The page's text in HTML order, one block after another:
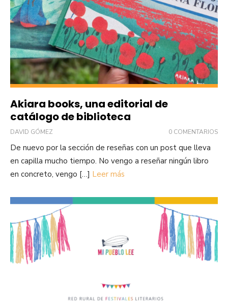
Akiara books, una editorial de
catálogo de biblioteca
DAVID GÓMEZ 0 COMENTARIOS
De nuevo por la sección de reseñas con un post que lleva
en capilla mucho tiempo. No vengo a reseñar ningún libro
en concreto, vengo […] Leer más